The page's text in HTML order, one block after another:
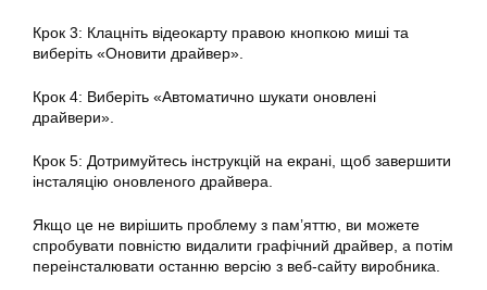
Крок 3: Клацніть відеокарту правою кнопкою миші та
виберіть «Оновити драйвер».
Крок 4: Виберіть «Автоматично шукати оновлені
драйвери».
Крок 5: Дотримуйтесь інструкцій на екрані, щоб завершити
інсталяцію оновленого драйвера.
Якщо це не вирішить проблему з пам’яттю, ви можете
спробувати повністю видалити графічний драйвер, а потім
переінсталювати останню версію з веб-сайту виробника.